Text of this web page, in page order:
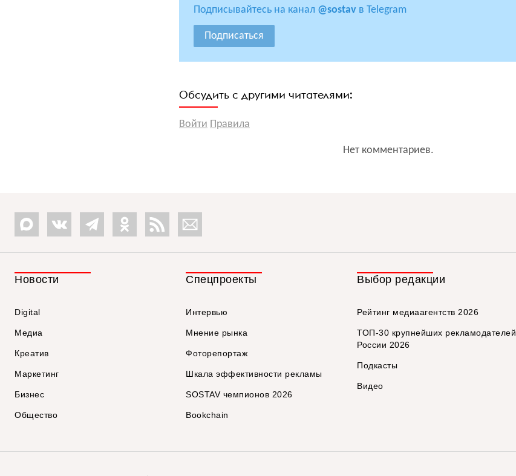
Подписывайтесь на канал @sostav в Telegram
Подписаться
Обсудить с другими читателями:
Войти Правила
Нет комментариев.
Новости
Digital
Медиа
Креатив
Маркетинг
Бизнес
Общество
Спецпроекты
Интервью
Мнение рынка
Фоторепортаж
Шкала эффективности рекламы
SOSTAV чемпионов 2026
Bookchain
Выбор редакции
Рейтинг медиаагентств 2026
ТОП-30 крупнейших рекламодателей
России 2026
Подкасты
Видео